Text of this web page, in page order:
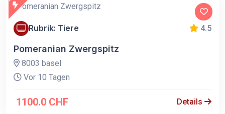
Rubrik: Tiere 4.5
Pomeranian Zwergspitz
8003 basel
Vor 10 Tagen
1100.0 CHF Details